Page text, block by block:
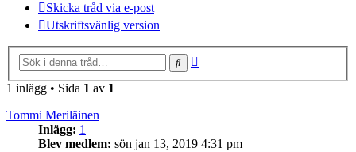
Skicka tråd via e-post
Utskriftsvänlig version
Sök
1 inlägg • Sida 1 av 1
Tommi Meriläinen
Inlägg: 1
Blev medlem: sön jan 13, 2019 4:31 pm